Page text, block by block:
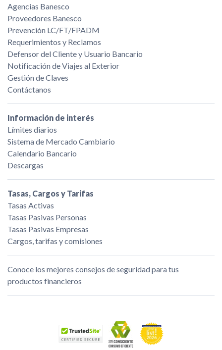
Agencias Banesco
Proveedores Banesco
Prevención LC/FT/FPADM
Requerimientos y Reclamos
Defensor del Cliente y Usuario Bancario
Notificación de Viajes al Exterior
Gestión de Claves
Contáctanos
Información de interés
Límites diarios
Sistema de Mercado Cambiario
Calendario Bancario
Descargas
Tasas, Cargos y Tarifas
Tasas Activas
Tasas Pasivas Personas
Tasas Pasivas Empresas
Cargos, tarifas y comisiones
Conoce los mejores consejos de seguridad para tus
productos financieros